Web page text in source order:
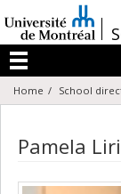
au
contenu
/
Menu
Home School
Pamela